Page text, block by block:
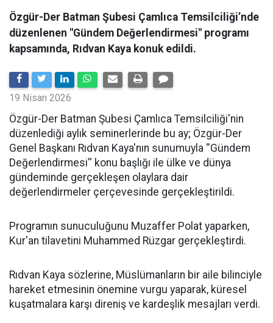
Özgür-Der Batman Şubesi Çamlıca Temsilciliği’nde
düzenlenen "Gündem Değerlendirmesi" programı
kapsamında, Rıdvan Kaya konuk edildi.
19 Nisan 2026
​Özgür-Der Batman Şubesi Çamlıca Temsilciliği'nin
düzenlediği aylık seminerlerinde bu ay; Özgür-Der
Genel Başkanı Rıdvan Kaya'nın sunumuyla ''Gündem
Değerlendirmesi'' konu başlığı ile ülke ve dünya
gündeminde gerçekleşen olaylara dair
değerlendirmeler çerçevesinde gerçekleştirildi.
Programın sunuculuğunu Muzaffer Polat yaparken,
Kur'an tilavetini Muhammed Rüzgar gerçekleştirdi.
Rıdvan Kaya sözlerine, Müslümanların bir aile bilinciyle
hareket etmesinin önemine vurgu yaparak, küresel
kuşatmalara karşı direniş ve kardeşlik mesajları verdi.